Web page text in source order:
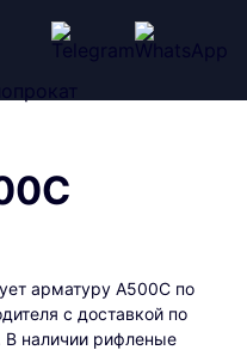
арматуру А500С по
с доставкой по
В наличии рифленые